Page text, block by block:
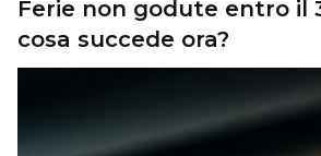
Ferie non godute entro il
cosa succede ora?